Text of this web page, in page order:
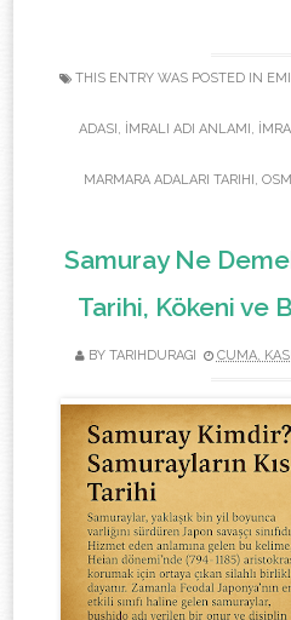
THIS ENTRY WAS POSTED IN
ADASI , İMRALI ADI ANLAMI ,
MARMARA ADALARI TARIHI ,
Samuray Ne
Tarihi, Kökeni ve
BY TARIHDURAGI CUMA,